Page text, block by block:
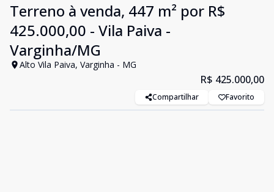
Terreno à venda, 447 m² por R$
425.000,00 - Vila Paiva -
Varginha/MG
Alto Vila Paiva, Varginha - MG
R$ 425.000,00
Compartilhar Favorito